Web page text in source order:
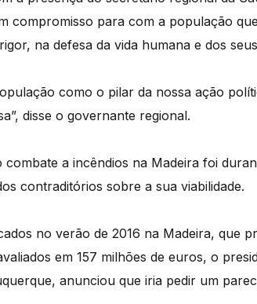
compromisso para com a população
na defesa da vida humana e dos
como o pilar da nossa ação
disse o governante regional.
combate a incêndios na Madeira foi
contraditórios sobre a sua viabilidade.
no verão de 2016 na Madeira, que
em 157 milhões de euros, o
anunciou que iria pedir um